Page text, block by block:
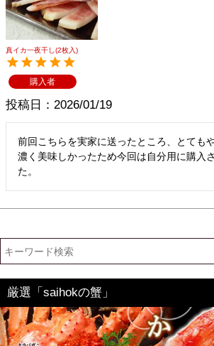
真イカ一夜干し(2枚入)
購入者
投稿日 2026/01/19
前回こちらを実家に送ったところ、とても
濃く美味しかったため今回は自分用に購入
た。
厳選「saihokの蟹」